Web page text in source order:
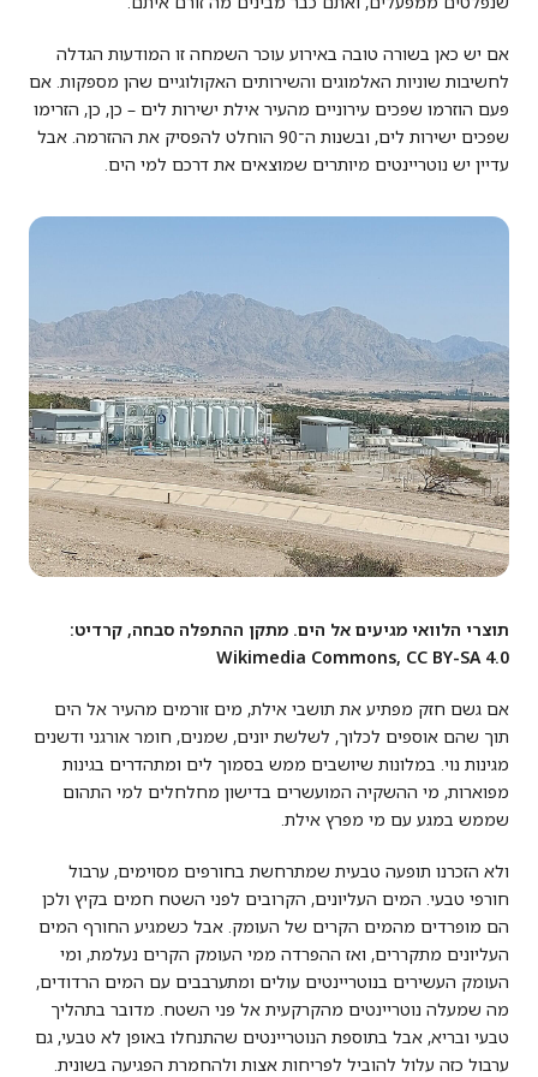
אם יש כאן בשורה טובה באירוע עוכר השמחה זו המודעות הגדלה
לחשיבות שוניות האלמוגים והשירותים האקולוגיים שהן מספקות. אם
פעם הוזרמו שפכים עירוניים מהעיר אילת ישירות לים – כן, כן, הזרימו
שפכים ישירות לים, ובשנות ה־90 הוחלט להפסיק את ההזרמה. אבל
עדיין יש נוטריינטים מיותרים שמוצאים את דרכם למי הים.
תוצרי הלוואי מגיעים אל הים. מתקן ההתפלה סבחה, קרדיט:
Wikimedia Commons, CC BY-SA 4.0
אם גשם חזק מפתיע את תושבי אילת, מים זורמים מהעיר אל הים
תוך שהם אוספים לכלוך, לשלשת יונים, שמנים, חומר אורגני ודשנים
מגינות נוי. במלונות שיושבים ממש בסמוך לים ומתהדרים בגינות
מפוארות, מי ההשקיה המועשרים בדישון מחלחלים למי התהום
שממש במגע עם מי מפרץ אילת.
ולא הזכרנו תופעה טבעית שמתרחשת בחורפים מסוימים, ערבול
חורפי טבעי. המים העליונים, הקרובים לפני השטח חמים בקיץ ולכן
הם מופרדים מהמים הקרים של העומק. אבל כשמגיע החורף המים
העליונים מתקררים, ואז ההפרדה ממי העומק הקרים נעלמת, ומי
העומק העשירים בנוטריינטים עולים ומתערבבים עם המים הרדודים,
מה שמעלה נוטריינטים מהקרקעית אל פני השטח. מדובר בתהליך
טבעי ובריא, אבל בתוספת הנוטריינטים שהתנחלו באופן לא טבעי, גם
ערבול כזה עלול להוביל לפריחות אצות ולהחמרת הפגיעה בשונית.